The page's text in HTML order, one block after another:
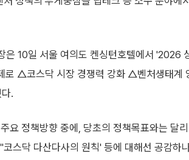
10일 서울 여의도 켄싱턴호텔에서 '2026
로 △코스닥 시장 경쟁력 강화 △벤처생태계
.
요 정책방향 중에, 당초의 정책목표와는 달
스닥 다산다사의 원칙' 등에 대해선 공감하